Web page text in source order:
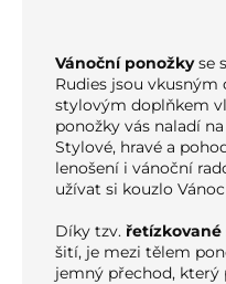
Vánoční ponožkyse
Rudies jsou
stylovým doplňkem
ponožky vás naladí
Stylové, hravé a
lenošení i vánoční
užívat si kouzlo
Díky tzv. řetízkované
šití, je mezi tělem
jemný přechod, který